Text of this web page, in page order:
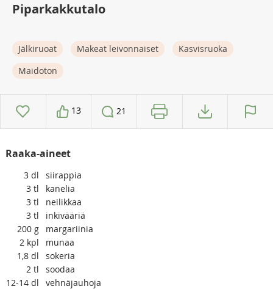
Piparkakkutalo
Jälkiruoat Makeat leivonnaiset
Kasvisruoka
Maidoton
13 21
Raaka-aineet
3 dl
siirappia
3 tl
kanelia
3 tl
neilikkaa
3 tl
inkivääriä
200 g
margariinia
2 kpl
munaa
1,8 dl
sokeria
2 tl
soodaa
12-14 dl vehnäjauhoja